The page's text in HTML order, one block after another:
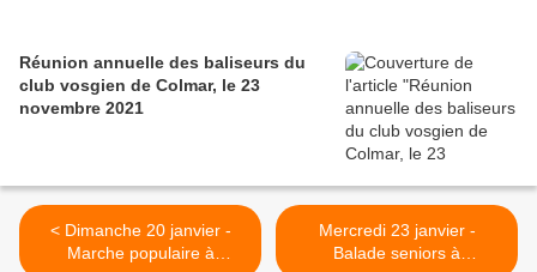
Réunion annuelle des baliseurs du
club vosgien de Colmar, le 23
novembre 2021
< Dimanche 20 janvier -
Marche populaire à
Mercredi 23 janvier -
Balade seniors à